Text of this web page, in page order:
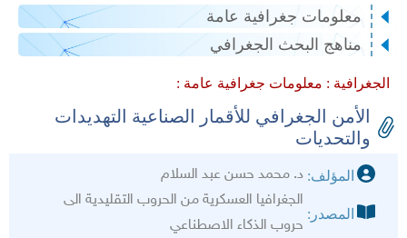
معلومات جغرافية عامة
مناهج البحث الجغرافي
الجغرافية : معلومات جغرافية عامة :
الأمن الجغرافي للأقمار الصناعية التهديدات
والتحديات
المؤلف: د. محمد حسن عبد السلام
المصدر:
الجغرافيا العسكرية من الحروب التقليدية الى
حروب الذكاء الاصطناعي